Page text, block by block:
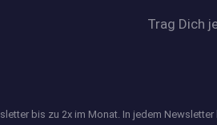
Trag Dich
bis zu 2x im Monat. In jedem